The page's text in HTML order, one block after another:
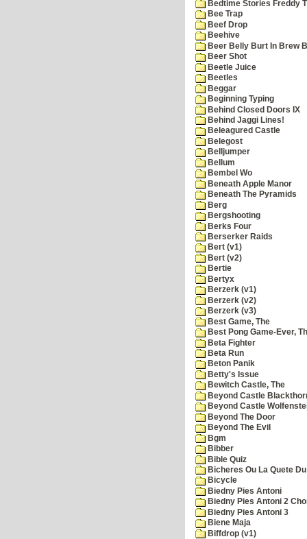
Bedtime Stories Freddy
Bee Trap
Beef Drop
Beehive
Beer Belly Burt In Brew
Beer Shot
Beetle Juice
Beetles
Beggar
Beginning Typing
Behind Closed Doors IX
Behind Jaggi Lines!
Beleagured Castle
Belegost
Belljumper
Bellum
Bembel Wo
Beneath Apple Manor
Beneath The Pyramids
Berg
Bergshooting
Berks Four
Berserker Raids
Bert (v1)
Bert (v2)
Bertie
Bertyx
Berzerk (v1)
Berzerk (v2)
Berzerk (v3)
Best Game, The
Best Pong Game-Ever,
Beta Fighter
Beta Run
Beton Panik
Betty's Issue
Bewitch Castle, The
Beyond Castle
Beyond Castle
Beyond The Door
Beyond The Evil
Bgm
Bibber
Bible Quiz
Bicheres Ou La Quete
Bicycle
Biedny Pies Antoni
Biedny Pies Antoni 2
Biedny Pies Antoni 3
Biene Maja
Biffdrop (v1)